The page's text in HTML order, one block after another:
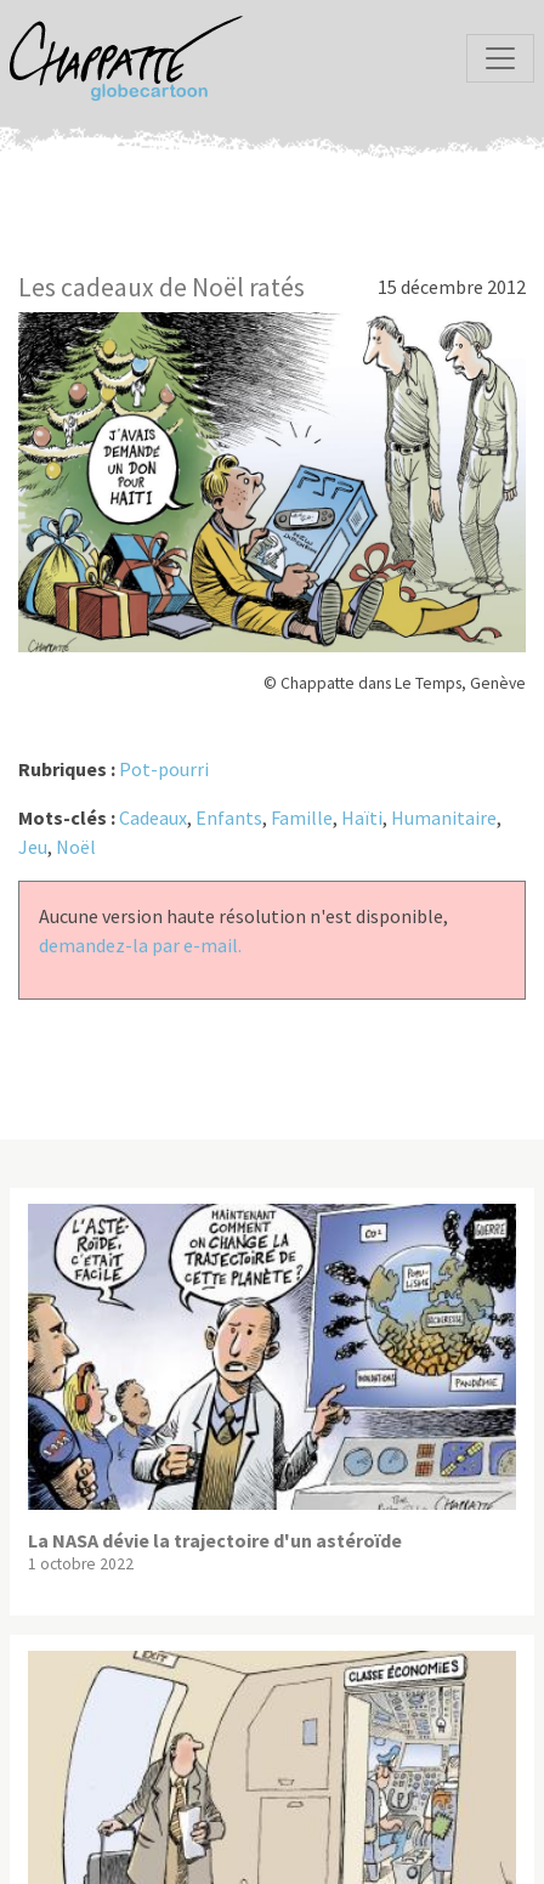
Les cadeaux de Noël ratés 15 décembre 2012
© Chappatte dans Le Temps, Genève
Rubriques : Pot-pourri
Mots-clés :Cadeaux, Enfants, Famille, Haïti, Humanitaire,
Jeu, Noël
Aucune version haute résolution n'est disponible,
demandez-la par e-mail.
La NASA dévie la trajectoire d'un astéroïde
1 octobre 2022